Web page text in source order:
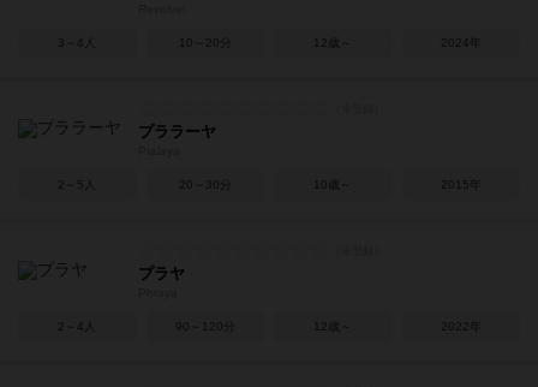
3～4人 10～20分 12歳～ 2024年
プララーヤ
2～5人 20～30分 10歳～ 2015年
プラヤ
2～4人 90～120分 12歳～ 2022年